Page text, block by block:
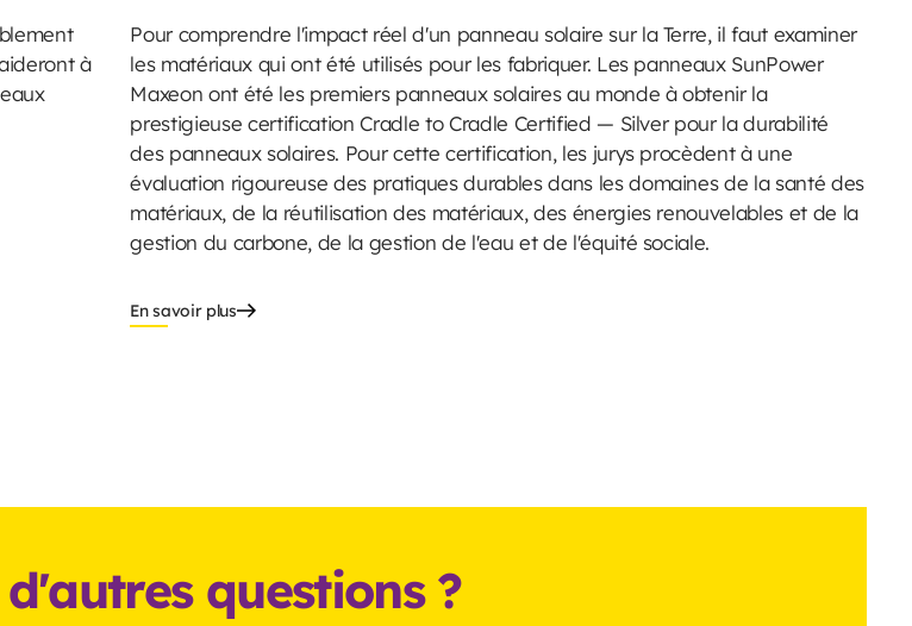
à
Pour comprendre l'impact réel d'un panneau solaire sur la Terre, il faut examiner
les matériaux qui ont été utilisés pour les fabriquer. Les panneaux SunPower
Maxeon ont été les premiers panneaux solaires au monde à obtenir la
prestigieuse certification Cradle to Cradle Certified — Silver pour la durabilité
des panneaux solaires. Pour cette certification, les jurys procèdent à une
évaluation rigoureuse des pratiques durables dans les domaines de la santé des
matériaux, de la réutilisation des matériaux, des énergies renouvelables et de la
gestion du carbone, de la gestion de l'eau et de l'équité sociale.
En savoir plus
questions ?